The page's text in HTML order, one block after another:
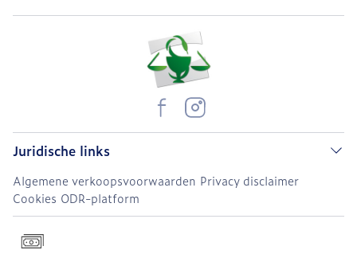
Juridische links
Algemene verkoopsvoorwaarden Privacy disclaimer
Cookies ODR-platform